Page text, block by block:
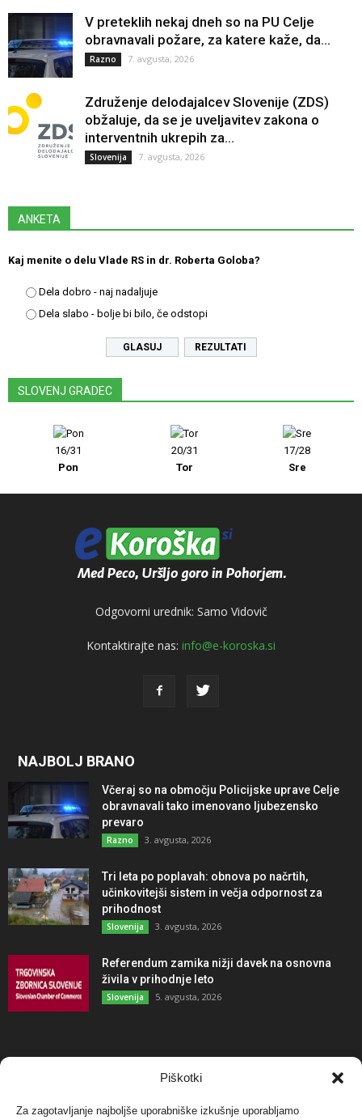
Piškotki
Za zagotavljanje najboljše uporabniške izkušnje uporabljamo
V preteklih nekaj dneh so na PU Celje
obravnavali požare, za katere kaže, da...
Razno 7. avgusta, 2026
Združenje delodajalcev Slovenije (ZDS)
obžaluje, da se je uveljavitev zakona o
interventnih ukrepih za...
Slovenija 7. avgusta, 2026
ANKETA
Kaj menite o delu Vlade RS in dr. Roberta Goloba?
Dela dobro - naj nadaljuje
Dela slabo - bolje bi bilo, če odstopi
REZULTATI
SLOVENJ GRADEC
16/31
Pon
20/31
Tor
17/28
Sre
Odgovorni urednik: Samo Vidovič
Kontaktirajte nas: info@e-koroska.si
NAJBOLJ BRANO
Včeraj so na območju Policijske uprave Celje
obravnavali tako imenovano ljubezensko
prevaro
Razno 3. avgusta, 2026
Tri leta po poplavah: obnova po načrtih,
učinkovitejši sistem in večja odpornost za
prihodnost
Slovenija 3. avgusta, 2026
Referendum zamika nižji davek na osnovna
živila v prihodnje leto
Slovenija 5. avgusta, 2026
NAJBOLJ KOMENTIRANO
Protest proti vetrnim elektrarnam na Ojstrici, v